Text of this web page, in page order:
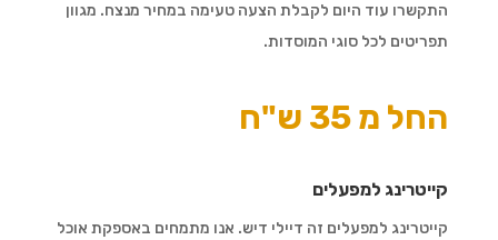
התקשרו עוד היום לקבלת הצעה טעימה במחיר מנצח. מגוון
תפריטים לכל סוגי המוסדות.
החל מ 35 ש"ח
קייטרינג למפעלים
קייטרינג למפעלים זה דיילי דיש. אנו מתמחים באספקת אוכל